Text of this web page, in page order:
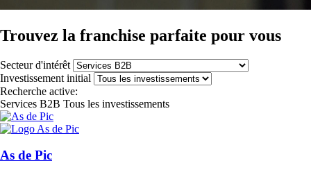
Trouvez la franchise parfaite pour vous
Secteur d'intérêt
Investissement initial
Recherche active:
Services B2B Tous les investissements
As de Pic